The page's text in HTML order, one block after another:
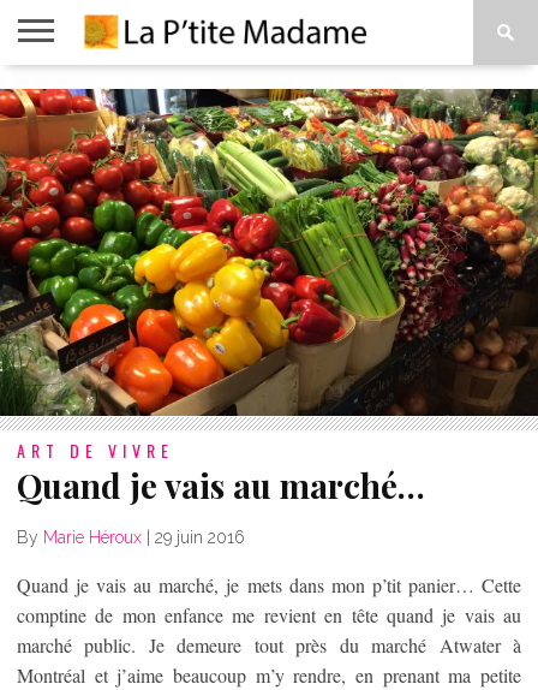
ACCUEIL
BEAUTÉ
MODE
ART
DE
VIVRE
À
PROPOS
ART DE VIVRE
Quand je vais au marché…
By Marie Héroux | 29 juin 2016
Quand je vais au marché, je mets dans mon p’tit panier… Cette
comptine de mon enfance me revient en tête quand je vais au
marché public. Je demeure tout près du marché Atwater à
Montréal et j’aime beaucoup m’y rendre, en prenant ma petite